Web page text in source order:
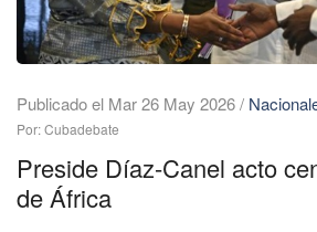
Publicado el Mar 26 May 2026/
Por: Cubadebate
Preside Díaz-Canel acto
de África